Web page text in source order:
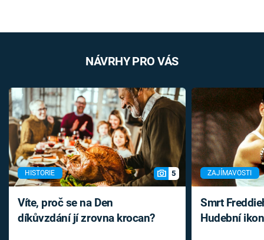
NÁVRHY PRO VÁS
HISTORIE 5
Víte, proč se na Den
díkůvzdání jí zrovna krocan?
ZAJÍMAVOSTI
Smrt
Hudební